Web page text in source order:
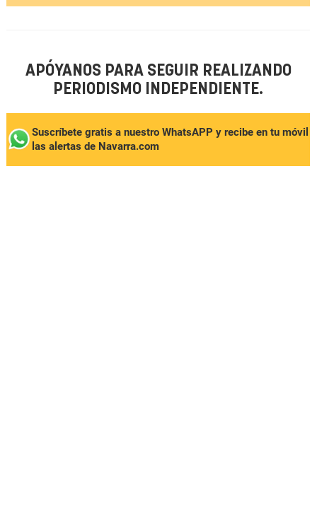
APÓYANOS PARA SEGUIR REALIZANDO
PERIODISMO INDEPENDIENTE.
Suscríbete gratis a nuestro WhatsAPP y recibe en tu móvil
las alertas de Navarra.com